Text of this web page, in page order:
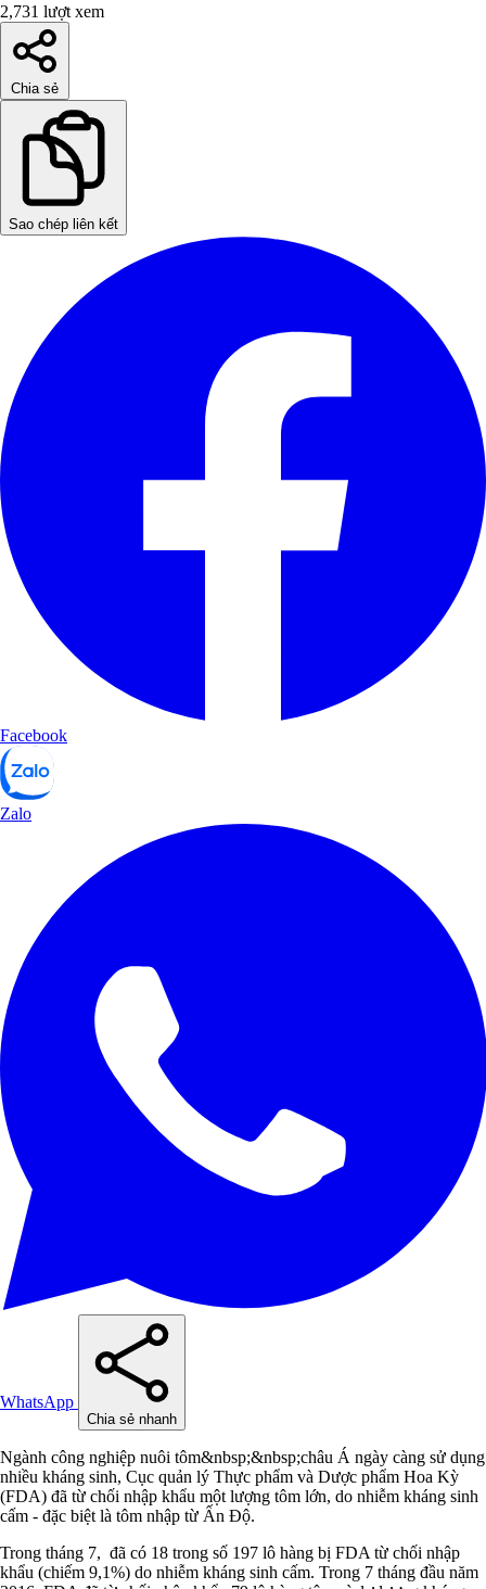
2,731 lượt xem
Chia sẻ
Sao chép liên kết
Facebook
Zalo
WhatsApp
Chia sẻ nhanh
Ngành công nghiệp nuôi tôm&nbsp;&nbsp;châu Á ngày càng sử dụng
nhiều kháng sinh, Cục quản lý Thực phẩm và Dược phẩm Hoa Kỳ
(FDA) đã từ chối nhập khẩu một lượng tôm lớn, do nhiễm kháng sinh
cấm - đặc biệt là tôm nhập từ Ấn Độ.
Trong tháng 7, đã có 18 trong số 197 lô hàng bị FDA từ chối nhập
khẩu (chiếm 9,1%) do nhiễm kháng sinh cấm. Trong 7 tháng đầu năm